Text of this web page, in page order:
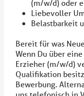
(m/w/d) oder
Liebevoller
Belastbarkeit
Bereit für was
Wenn Du über
Erzieher (m/w/d)
Qualifikation
Bewerbung.